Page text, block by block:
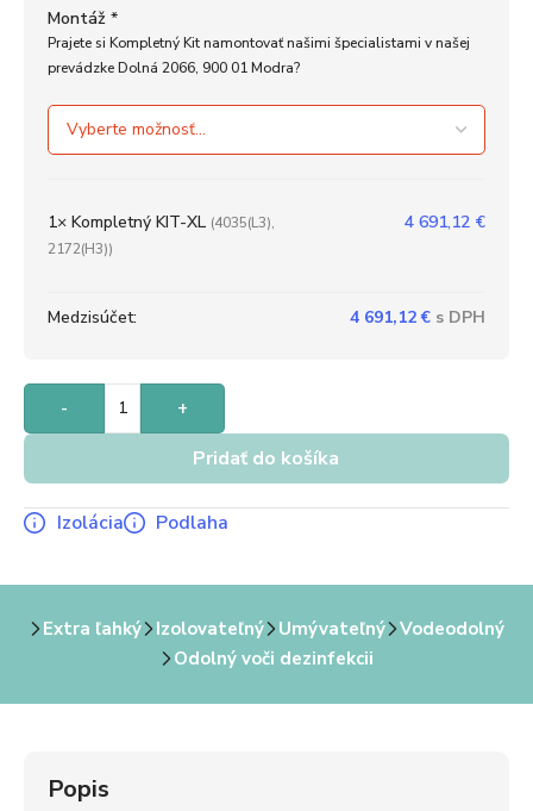
Montáž *
Prajete si Kompletný Kit namontovať našimi špecialistami v našej
prevádzke Dolná 2066, 900 01 Modra?
1× Kompletný KIT-XL (4035(L3),
2172(H3))
4 691,12 €
Medzisúčet: 4 691,12€
- +
Pridať do košíka
Izolácia Podlaha
Extra ľahký Izolovateľný Umývateľný
Vodeodolný
Odolný voči dezinfekcii
Popis